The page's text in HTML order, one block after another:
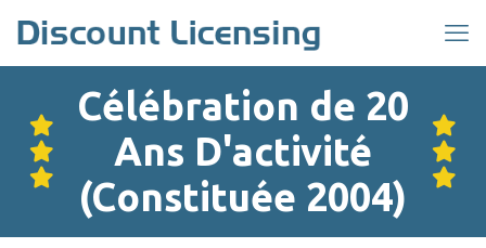
Célébration de 20
Ans D'activité
(Constituée 2004)